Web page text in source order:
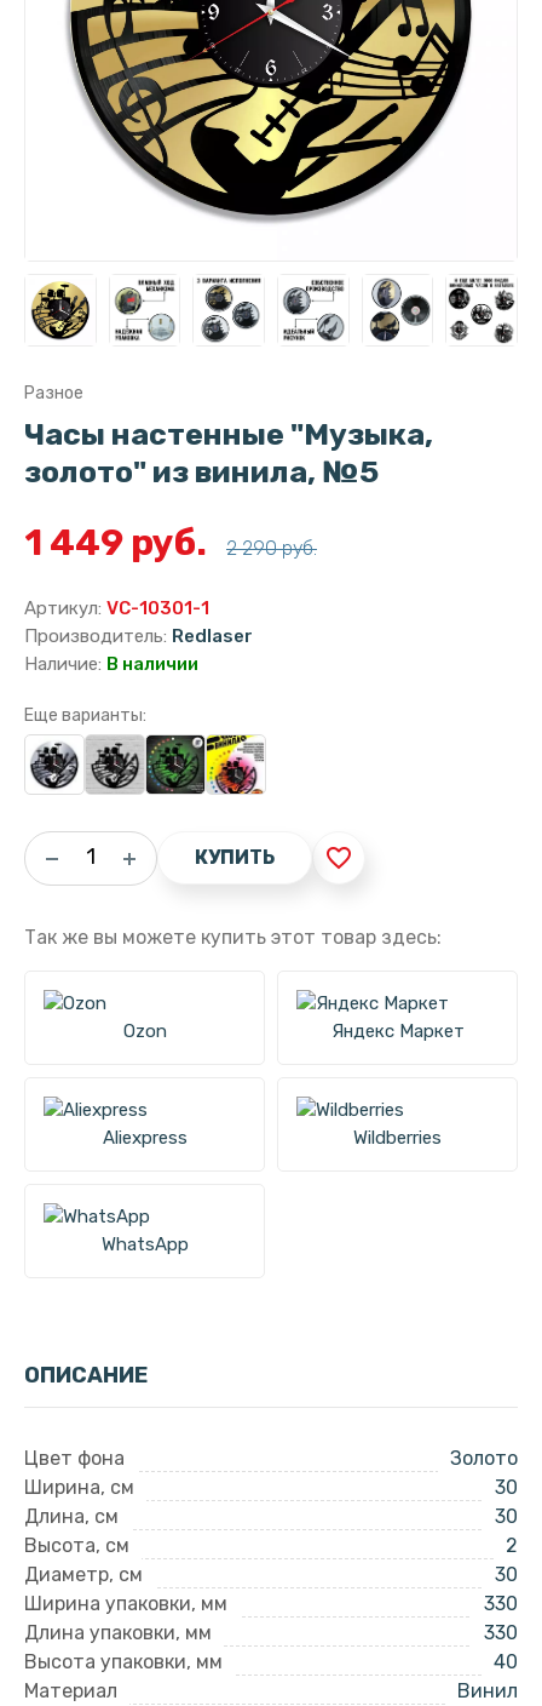
Разное
Часы настенные "Музыка,
золото" из винила, №5
1 449 руб. 2 290 руб.
Артикул: VC-10301-1
Производитель: Redlaser
Наличие: В наличии
Еще варианты:
КУПИТЬ favorite_border
Так же вы можете купить этот товар здесь:
Ozon Яндекс Маркет
Aliexpress Wildberries
WhatsApp
ОПИСАНИЕ
Цвет фона
Золото
Ширина, см
30
Длина, см
30
Высота, см
2
Диаметр, см
30
Ширина упаковки, мм
330
Длина упаковки, мм
330
Высота упаковки, мм
40
Материал
Винил